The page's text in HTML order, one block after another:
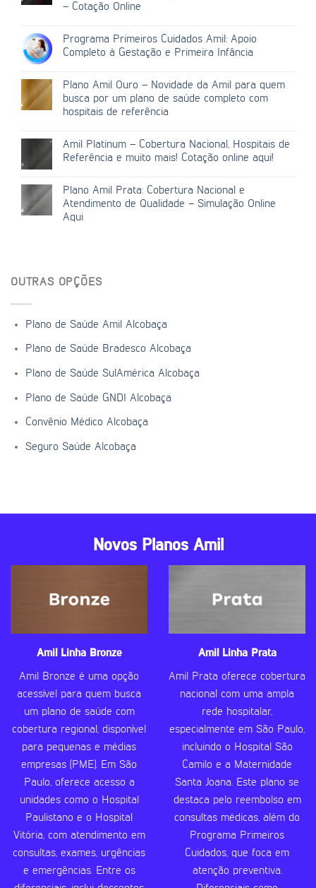
– Cotação Online
Programa Primeiros Cuidados Amil: Apoio
Completo à Gestação e Primeira Infância
Plano Amil Ouro – Novidade da Amil para quem
busca por um plano de saúde completo com
hospitais de referência
Amil Platinum – Cobertura Nacional, Hospitais de
Referência e muito mais! Cotação online aqui!
Plano Amil Prata: Cobertura Nacional e
Atendimento de Qualidade – Simulação Online
Aqui
OUTRAS OPÇÕES
Plano de Saúde Amil Alcobaça
Plano de Saúde Bradesco Alcobaça
Plano de Saúde SulAmérica Alcobaça
Plano de Saúde GNDI Alcobaça
Convênio Médico Alcobaça
Seguro Saúde Alcobaça
Novos Planos Amil
Amil Linha Bronze
Amil Bronze é uma opção
acessível para quem busca
um plano de saúde com
cobertura regional, disponível
para pequenas e médias
empresas (PME). Em São
Paulo, oferece acesso a
unidades como o Hospital
Paulistano e o Hospital
Vitória, com atendimento em
consultas, exames, urgências
e emergências. Entre os
Amil Linha Prata
Amil Prata oferece cobertura
nacional com uma ampla
rede hospitalar,
especialmente em São Paulo,
incluindo o Hospital São
Camilo e a Maternidade
Santa Joana. Este plano se
destaca pelo reembolso em
consultas médicas, além do
Programa Primeiros
Cuidados, que foca em
atenção preventiva.